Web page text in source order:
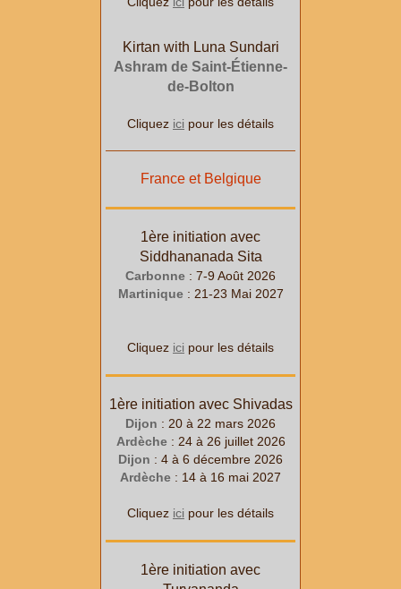
Kirtan with Luna Sundari
Ashram de Saint-Étienne-
de-Bolton
Cliquez ici pour les détails
France et Belgique
1ère initiation avec
Siddhananada Sita
Carbonne : 7-9 Août 2026
Martinique : 21-23 Mai 2027
Cliquez ici pour les détails
1ère initiation avec Shivadas
Dijon : 20 à 22 mars 2026
Ardèche: 24 à 26 juillet2026
Dijon : 4 à 6 décembre 2026
Ardèche : 14 à 16 mai 2027
Cliquez ici pour les détails
1ère initiation avec